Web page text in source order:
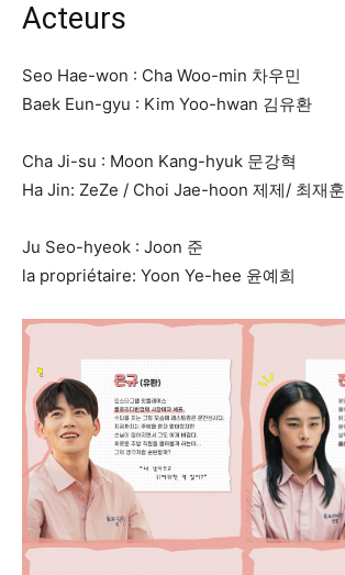
Acteurs
Seo Hae-won : Cha Woo-min 차우민
Baek Eun-gyu : Kim Yoo-hwan 김유환
Cha Ji-su : Moon Kang-hyuk 문강혁
Ha Jin: ZeZe / Choi Jae-hoon 제제/ 최재훈
Ju Seo-hyeok : Joon 준
la propriétaire: Yoon Ye-hee 윤예희